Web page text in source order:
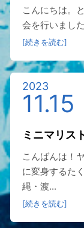
こんにちは。
会を行いまし
[続きを読む]
2023
11.15
ミニマリス
こんばんは！
に変身するた
縄・渡...
[続きを読む]